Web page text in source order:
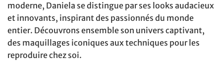
moderne, Daniela se distingue par ses looks audacieux
et innovants, inspirant des passionnés du monde
entier. Découvrons ensemble son univers captivant,
des maquillages iconiques aux techniques pour les
reproduire chez soi.